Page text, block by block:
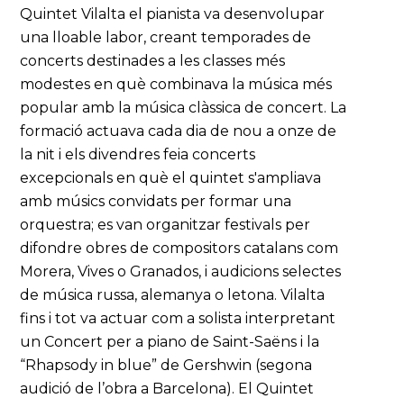
Quintet Vilalta el pianista va desenvolupar
una lloable labor, creant temporades de
concerts destinades a les classes més
modestes en què combinava la música més
popular amb la música clàssica de concert. La
formació actuava cada dia de nou a onze de
la nit i els divendres feia concerts
excepcionals en què el quintet s'ampliava
amb músics convidats per formar una
orquestra; es van organitzar festivals per
difondre obres de compositors catalans com
Morera, Vives o Granados, i audicions selectes
de música russa, alemanya o letona. Vilalta
fins i tot va actuar com a solista interpretant
un Concert per a piano de Saint-Saëns i la
“Rhapsody in blue” de Gershwin (segona
audició de l’obra a Barcelona). El Quintet